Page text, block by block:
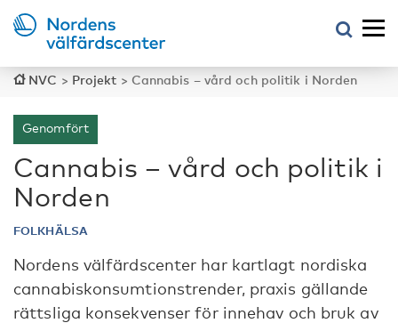
NVC > Projekt > Cannabis – vård och politik i Norden
Genomfört
Cannabis – vård och politik i
Norden
FOLKHÄLSA
Nordens välfärdscenter har kartlagt nordiska
cannabiskonsumtionstrender, praxis gällande
rättsliga konsekvenser för innehav och bruk av